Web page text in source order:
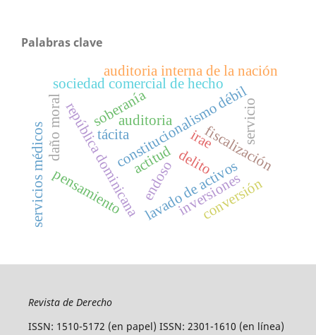
Palabras clave
constitucionalismo débil
república dominicana fiscalización
auditoria
auditoria interna de la nación
soberanía
pensamiento
actitud
lavado de activos
delito
daño moral
servicios médicos inversiones
sociedad comercial de hecho
irae
conversión
tácita servicio
endoso
Revista de Derecho
ISSN: 1510-5172 (en papel) ISSN: 2301-1610 (en línea)